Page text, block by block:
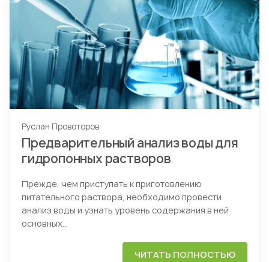
Руслан Провоторов
Предварительный анализ воды для
гидропонных растворов
Прежде, чем приступать к приготовлению
питательного раствора, необходимо провести
анализ воды и узнать уровень содержания в ней
основных...
ЧИТАТЬ ПОЛНОСТЬЮ